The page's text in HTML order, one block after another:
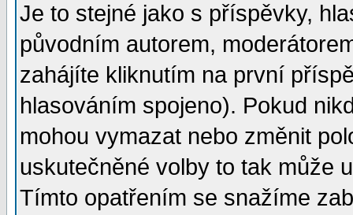
Je to stejné jako s příspěvky,
původním autorem,
zahájíte kliknutím na první
hlasováním spojeno). Pokud
mohou vymazat nebo změnit
uskutečněné volby to tak může
Tímto opatřením se snažíme